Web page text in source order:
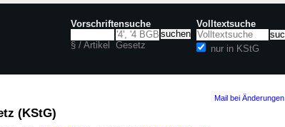
Vorschriftensuche
§ / Artikel Gesetz
Volltextsuche
nur in KStG
Mail bei Änderungen
(KStG)